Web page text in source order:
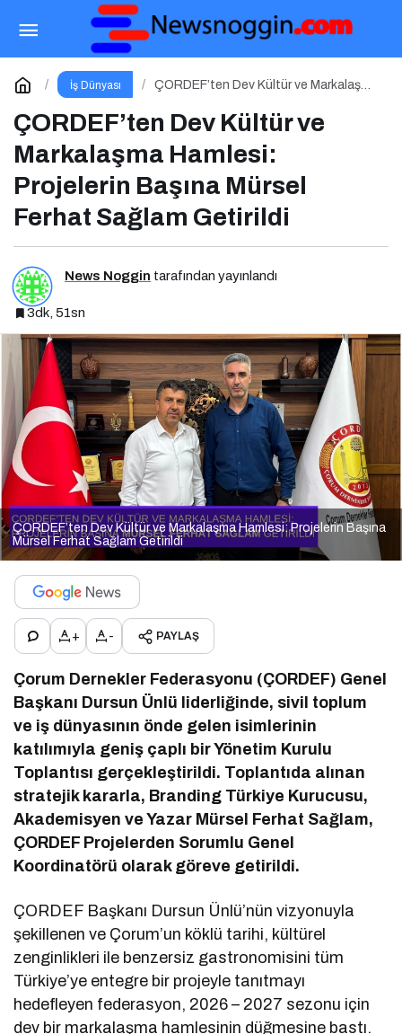
İş Dünyası
ÇORDEF’ten Dev Kültür ve Markalaşma
Ferhat Sağlam Getirildi
ÇORDEF’ten Dev Kültür ve
Markalaşma Hamlesi:
Projelerin Başına Mürsel
Ferhat Sağlam Getirildi
News Noggin tarafından yayınlandı
3dk, 51sn
ÇORDEF’ten Dev Kültür ve Markalaşma Hamlesi: Projelerin Başına
Mürsel Ferhat Sağlam Getirildi
+ - PAYLAŞ
Çorum Dernekler Federasyonu (ÇORDEF) Genel
Başkanı Dursun Ünlü liderliğinde, sivil toplum
ve iş dünyasının önde gelen isimlerinin
katılımıyla geniş çaplı bir Yönetim Kurulu
Toplantısı gerçekleştirildi. Toplantıda alınan
stratejik kararla, Branding Türkiye Kurucusu,
Akademisyen ve Yazar Mürsel Ferhat Sağlam,
ÇORDEF Projelerden Sorumlu Genel
Koordinatörü olarak göreve getirildi.
ÇORDEF Başkanı Dursun Ünlü’nün vizyonuyla
şekillenen ve Çorum’un köklü tarihi, kültürel
zenginlikleri ile benzersiz gastronomisini tüm
Türkiye’ye entegre bir projeyle tanıtmayı
hedefleyen federasyon, 2026 – 2027 sezonu için
dev bir markalaşma hamlesinin düğmesine bastı.
Kamu Bilgi ve İletişim Teknolojileri Konferansı
2026 İçin Geri Sayım!
Yorum Yap